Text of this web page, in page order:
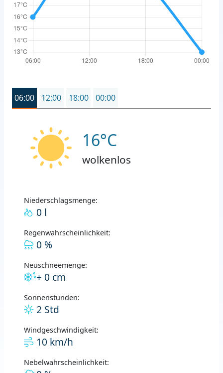
06:00 12:00 18:00 00:00
16°C
wolkenlos
Niederschlagsmenge:
0 l
Regenwahrscheinlichkeit:
0 %
Neuschneemenge:
+ 0 cm
Sonnenstunden:
2 Std
Windgeschwindigkeit:
10 km/h
Nebelwahrscheinlichkeit: